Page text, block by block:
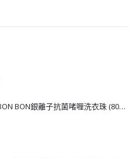
[J206232] 日本BON BON銀離子抗菌啫喱洗衣珠 (80粒)